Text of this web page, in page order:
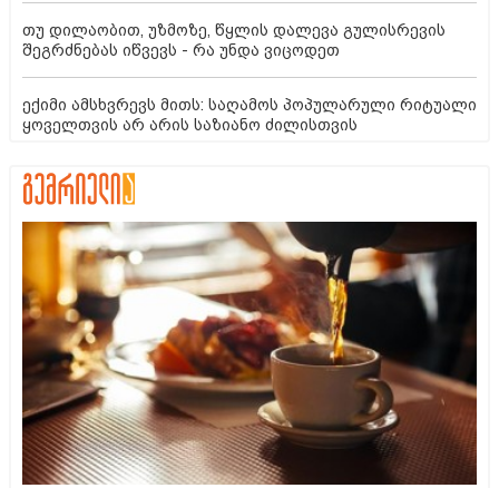
თუ დილაობით, უზმოზე, წყლის დალევა გულისრევის
შეგრძნებას იწვევს - რა უნდა ვიცოდეთ
ექიმი ამსხვრევს მითს: საღამოს პოპულარული რიტუალი
ყოველთვის არ არის საზიანო ძილისთვის